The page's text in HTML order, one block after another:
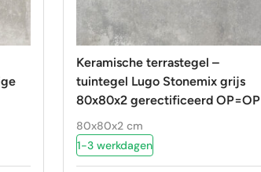
Keramische terrastegel –
tuintegel Lugo Stonemix grijs
80x80x2 gerectificeerd OP=OP
80x80x2 cm
1-3 werkdagen